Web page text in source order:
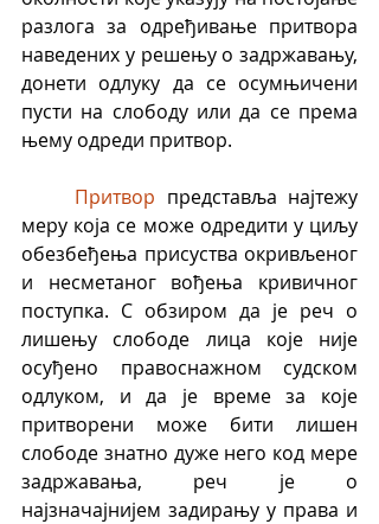
разлога за одређивање притвора
наведених у решењу о задржавању,
донети одлуку да се осумњичени
пусти на слободу или да се према
њему одреди притвор.
Притвор представља најтежу
меру која се може одредити у циљу
обезбеђења присуства окривљеног
и несметаног вођења кривичног
поступка. С обзиром да је реч о
лишењу слободе лица које није
осуђено правоснажном судском
одлуком, и да је време за које
притворени може бити лишен
слободе знатно дуже него код мере
задржавања, реч је о
најзначајнијем задирању у права и